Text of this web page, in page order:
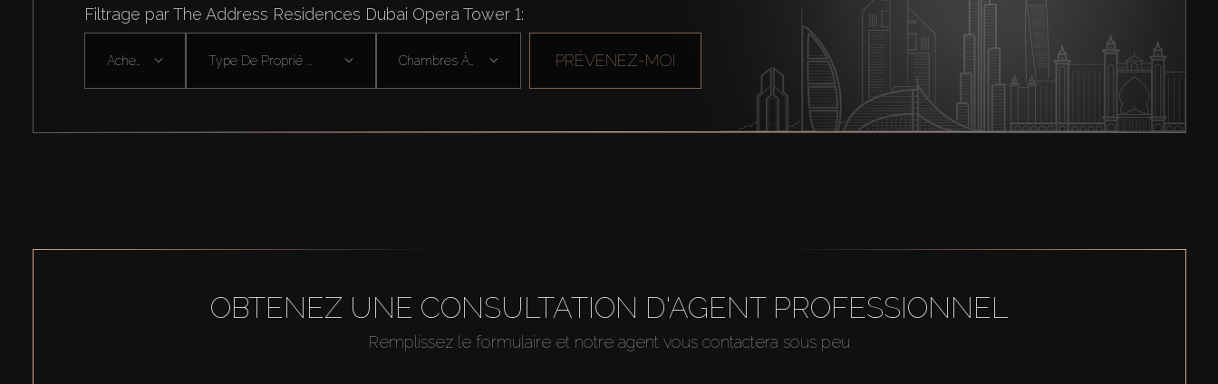
Filtrage par The Address Residences Dubai Opera Tower 1:
Acheter Type De Proprié ... Chambres À Cou ... PRÉVENEZ-MOI
OBTENEZ UNE CONSULTATION D'AGENT PROFESSIONNEL
Remplissez le formulaire et notre agent vous contactera sous peu